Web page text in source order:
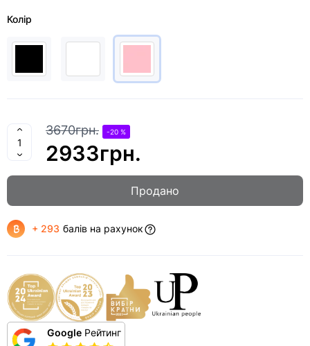
Колір
3670грн. -20 %
2933грн.
Продано
+ 293 балів на рахунок
Google Рейтинг